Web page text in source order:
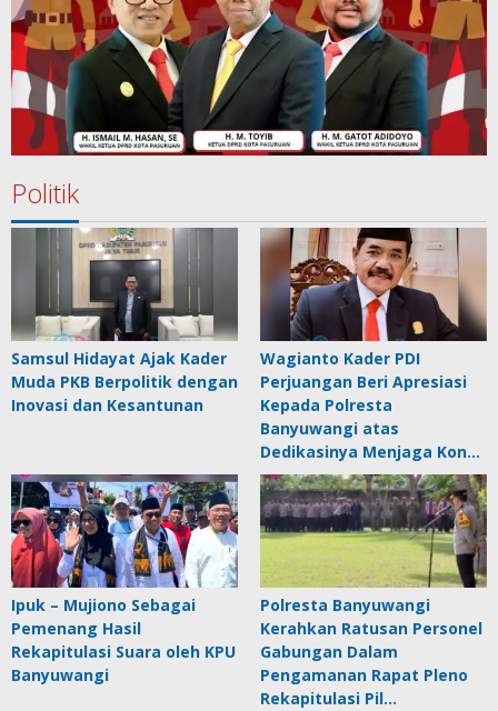
Politik
Samsul Hidayat Ajak Kader
Muda PKB Berpolitik dengan
Inovasi dan Kesantunan
Wagianto Kader PDI
Perjuangan Beri Apresiasi
Kepada Polresta
Banyuwangi atas
Dedikasinya Menjaga Kon…
Ipuk – Mujiono Sebagai
Pemenang Hasil
Rekapitulasi Suara oleh KPU
Banyuwangi
Polresta Banyuwangi
Kerahkan Ratusan Personel
Gabungan Dalam
Pengamanan Rapat Pleno
Rekapitulasi Pil…